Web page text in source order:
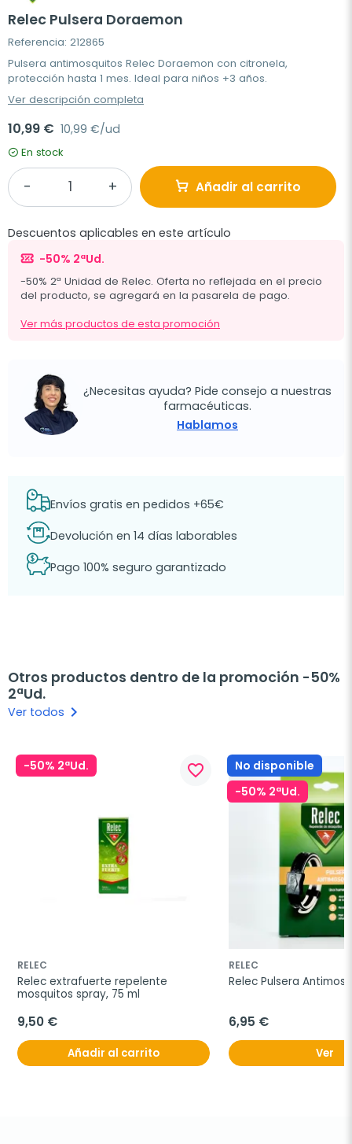
Relec Pulsera Doraemon
Referencia: 212865
Pulsera antimosquitos Relec Doraemon con citronela,
protección hasta 1 mes. Ideal para niños +3 años.
Ver descripción completa
10,99 € 10,99 €/ud
En stock
Añadir al carrito
Descuentos aplicables en este artículo
-50% 2ªUd.
-50% 2ª Unidad de Relec. Oferta no reflejada en el precio
del producto, se agregará en la pasarela de pago.
Ver más productos de esta promoción
¿Necesitas ayuda? Pide consejo a nuestras
farmacéuticas.
Hablamos
Envíos gratis en pedidos +65€
Devolución en 14 días laborables
Pago 100% seguro garantizado
Otros productos dentro de la promoción -50%
2ªUd.
Ver todos keyboard_arrow_right
-50% 2ªUd. favorite_border
RELEC
Relec extrafuerte repelente
mosquitos spray, 75 ml
9,50 €
Añadir al carrito
No disponible
-50% 2ªUd.
RELEC
Relec Pulsera
6,95 €
Ver